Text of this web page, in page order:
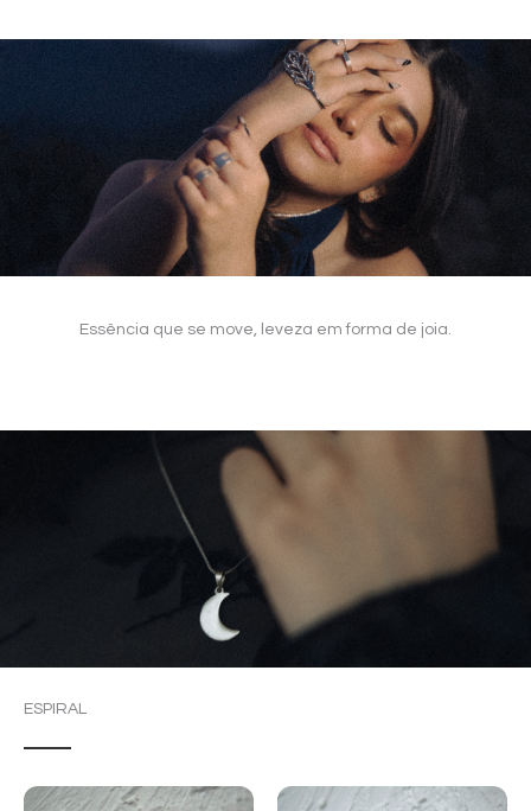
Essência que se move, leveza em forma de joia.
ESPIRAL